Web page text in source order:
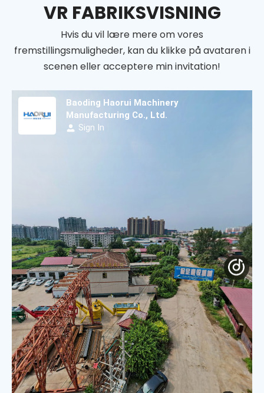
VR FABRIKSVISNING
Hvis du vil lære mere om vores
fremstillingsmuligheder, kan du klikke på avataren i
scenen eller acceptere min invitation!